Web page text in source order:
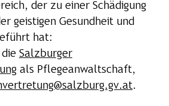
der zu einer Schädigung
geistigen Gesundheit und
hat:
Salzburger
als Pflegeanwaltschaft,
.